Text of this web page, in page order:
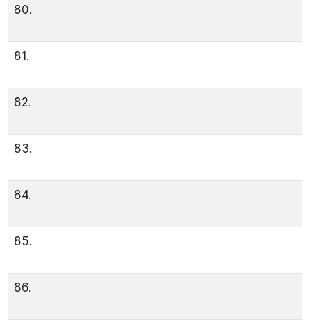
80.
81.
82.
83.
84.
85.
86.